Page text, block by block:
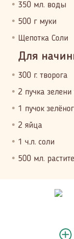
350 мл. воды
500 г муки
Щепотка Соли
Для
300 г. творога
2 пучка зелени
1 пучок
2 яйца
1 ч.л. соли
500 мл.